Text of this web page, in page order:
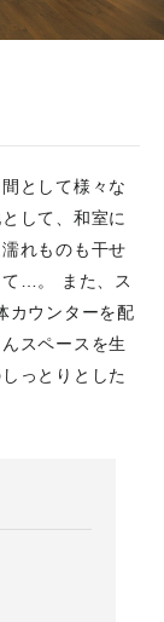
として様々な
して、和室に
れものも干せ
て…。 また、ス
カウンターを配
スペースを生
っとりとした